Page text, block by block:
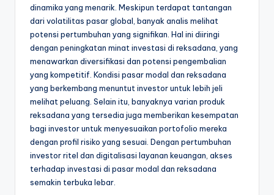
dinamika yang menarik. Meskipun terdapat tantangan
dari volatilitas pasar global, banyak analis melihat
potensi pertumbuhan yang signifikan. Hal ini diiringi
dengan peningkatan minat investasi di reksadana, yang
menawarkan diversifikasi dan potensi pengembalian
yang kompetitif. Kondisi pasar modal dan reksadana
yang berkembang menuntut investor untuk lebih jeli
melihat peluang. Selain itu, banyaknya varian produk
reksadana yang tersedia juga memberikan kesempatan
bagi investor untuk menyesuaikan portofolio mereka
dengan profil risiko yang sesuai. Dengan pertumbuhan
investor ritel dan digitalisasi layanan keuangan, akses
terhadap investasi di pasar modal dan reksadana
semakin terbuka lebar.